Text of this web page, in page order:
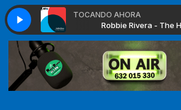
TOCANDO AHORA
The Hum Melody Robbie Rivera - The